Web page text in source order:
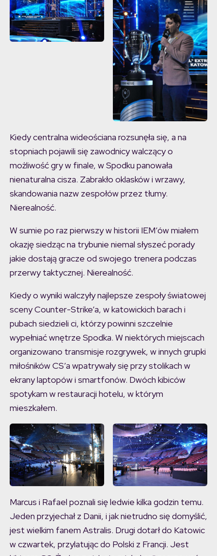
Kiedy centralna wideościana rozsunęła się, a na
stopniach pojawili się zawodnicy walczący o
możliwość gry w finale, w Spodku panowała
nienaturalna cisza. Zabrakło oklasków i wrzawy,
skandowania nazw zespołów przez tłumy.
Nierealność.
W sumie po raz pierwszy w historii IEM’ów miałem
okazję siedząc na trybunie niemal słyszeć porady
jakie dostają gracze od swojego trenera podczas
przerwy taktycznej. Nierealność.
Kiedy o wyniki walczyły najlepsze zespoły światowej
sceny Counter-Strike’a, w katowickich barach i
pubach siedzieli ci, którzy powinni szczelnie
wypełniać wnętrze Spodka. W niektórych miejscach
organizowano transmisje rozgrywek, w innych grupki
miłośników CS’a wpatrywały się przy stolikach w
ekrany laptopów i smartfonów. Dwóch kibiców
spotykam w restauracji hotelu, w którym
mieszkałem.
Marcus i Rafael poznali się ledwie kilka godzin temu.
Jeden przyjechał z Danii, i jak nietrudno się domyślić,
jest wielkim fanem Astralis. Drugi dotarł do Katowic
w czwartek, przylatując do Polski z Francji. Jest